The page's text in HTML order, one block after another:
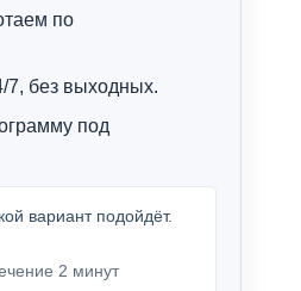
по
без выходных.
под
вариант подойдёт.
2 минут